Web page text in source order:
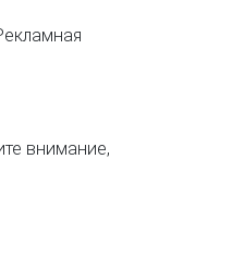
внимание,